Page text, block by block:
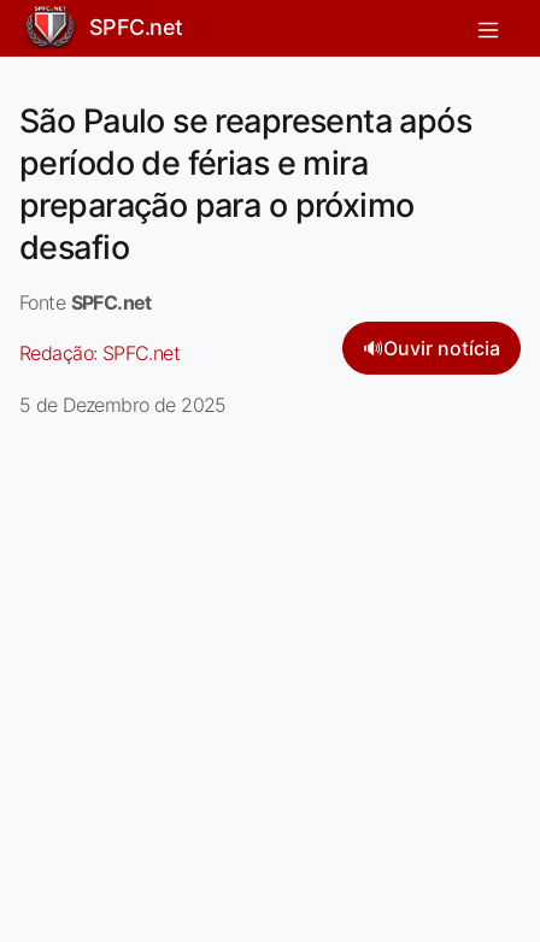
SPFC.net
São Paulo se reapresenta após
período de férias e mira
preparação para o próximo
desafio
Fonte SPFC.net
Redação: SPFC.net 🔊Ouvir notícia
5 de Dezembro de 2025